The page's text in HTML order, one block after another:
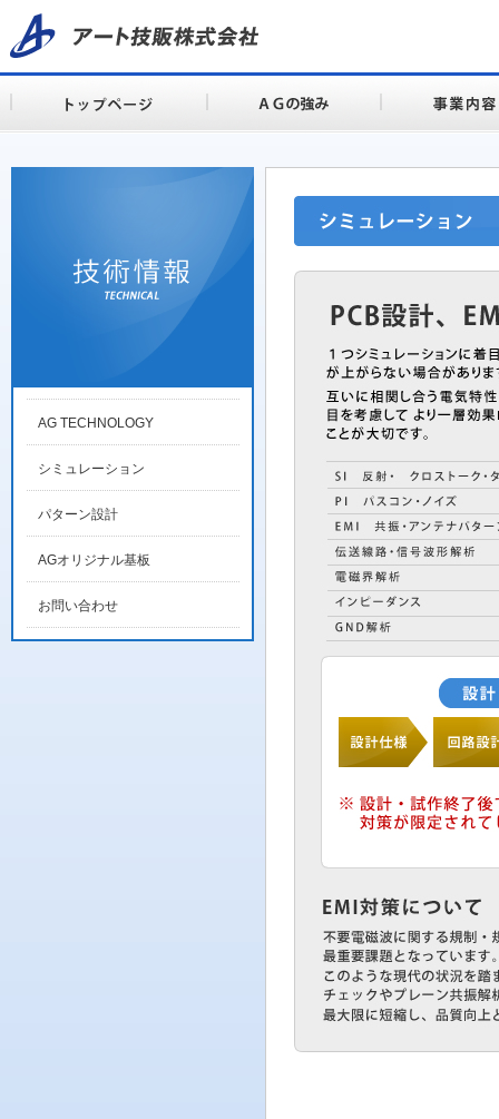
AG TECHNOLOGY
シミュレーション
パターン設計
AGオリジナル基板
お問い合わせ